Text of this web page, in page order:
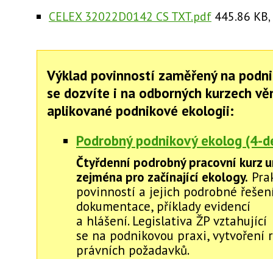
CELEX 32022D0142 CS TXT.pdf 445.86 KB,
Výklad povinností zaměřený na
se dozvíte i na odborných kurzech
aplikované podnikové ekologii:
Podrobný podnikový ekolog (4-
Čtyřdenní podrobný pracovní kurz
zejména pro začínající ekology.
povinností a jejich podrobné
dokumentace, příklady evidencí
a hlášení. Legislativa ŽP vztahující
se na podnikovou praxi, vytvoření
právních požadavků.